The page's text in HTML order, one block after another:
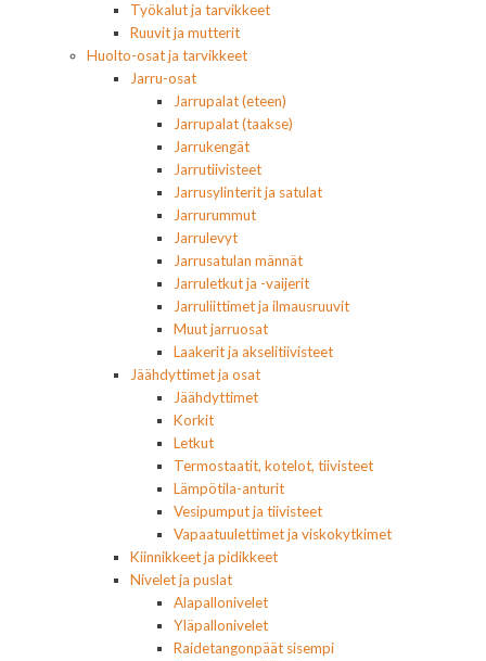
Työkalut ja tarvikkeet
Ruuvit ja mutterit
Huolto-osat ja tarvikkeet
Jarru-osat
Jarrupalat (eteen)
Jarrupalat (taakse)
Jarrukengät
Jarrutiivisteet
Jarrusylinterit ja satulat
Jarrurummut
Jarrulevyt
Jarrusatulan männät
Jarruletkut ja -vaijerit
Jarruliittimet ja ilmausruuvit
Muut jarruosat
Laakerit ja akselitiivisteet
Jäähdyttimet ja osat
Jäähdyttimet
Korkit
Letkut
Termostaatit, kotelot, tiivisteet
Lämpötila-anturit
Vesipumput ja tiivisteet
Vapaatuulettimet ja viskokytkimet
Kiinnikkeet ja pidikkeet
Nivelet ja puslat
Alapallonivelet
Yläpallonivelet
Raidetangonpäät sisempi